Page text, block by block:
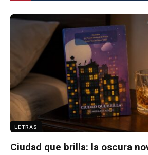
LETRAS
Ciudad que brilla: la oscura